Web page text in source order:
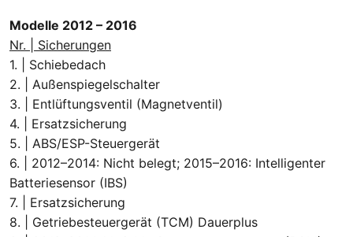
Modelle 2012 – 2016
Nr. | Sicherungen
1. | Schiebedach
2. | Außenspiegelschalter
3. | Entlüftungsventil (Magnetventil)
4. | Ersatzsicherung
5. | ABS/ESP-Steuergerät
6. | 2012–2014: Nicht belegt; 2015–2016: Intelligenter
Batteriesensor (IBS)
7. | Ersatzsicherung
8. | Getriebesteuergerät (TCM) Dauerplus